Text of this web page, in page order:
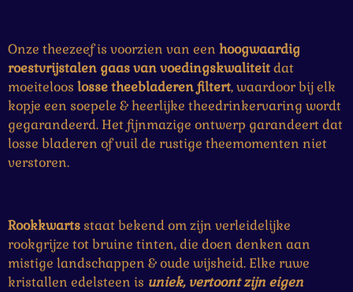
Onze theezeef is voorzien van een hoogwaardig
roestvrijstalen gaas van voedingskwaliteitdat
moeiteloos losse theebladeren filtert, waardoor bij elk
kopje een soepele & heerlijke theedrinkervaring wordt
gegarandeerd. Het fijnmazige ontwerp garandeert dat
losse bladeren of vuil de rustige theemomenten niet
verstoren.
Rookkwarts staat bekend om zijn verleidelijke
rookgrijze tot bruine tinten, die doen denken aan
mistige landschappen & oude wijsheid. Elke ruwe
kristallen edelsteen is uniek, vertoont zijn eigen